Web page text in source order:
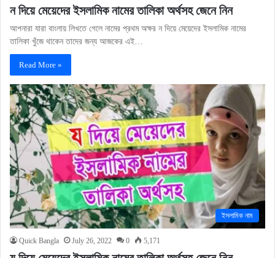
ন দিয়ে মেয়েদের ইসলামিক নামের তালিকা অর্থসহ জেনে নিন
আপনারা যারা বাংলায় লিখতে গেলে নামের প্রথম অক্ষর ন দিয়ে মেয়েদের ইসলামিক নামের
তালিকা খুঁজে থাকেন তাদের জন্য আজকের এই…
Read More »
ইসলামিক নাম
Quick Bangla July 26, 2022 0 5,171